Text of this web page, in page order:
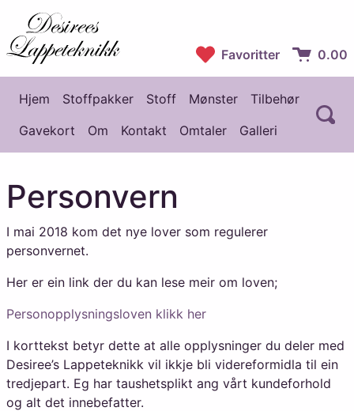
Desirees Lappeteknikk
Favoritter 0.00
Hovedmeny
Hjem Stoffpakker Stoff Mønster
Tilbehør
Gavekort
Om Kontakt Omtaler Galleri
Personvern
I mai 2018 kom det nye lover som regulerer
personvernet.
Her er ein link der du kan lese meir om loven;
Personopplysningsloven klikk her
I korttekst betyr dette at alle opplysninger du deler med
Desiree’s Lappeteknikk vil ikkje bli videreformidla til ein
tredjepart. Eg har taushetsplikt ang vårt kundeforhold
og alt det innebefatter.